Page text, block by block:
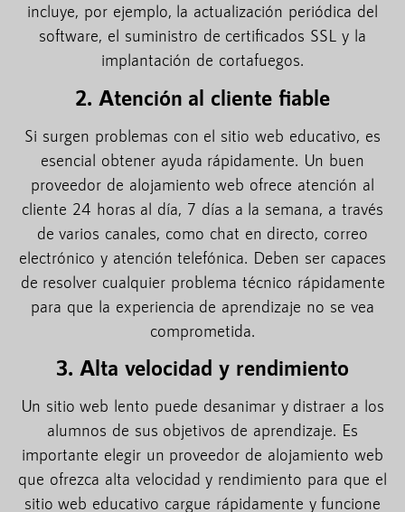
incluye, por ejemplo, la actualización periódica del
software, el suministro de certificados SSL y la
implantación de cortafuegos.
2. Atención al cliente fiable
Si surgen problemas con el sitio web educativo, es
esencial obtener ayuda rápidamente. Un buen
proveedor de alojamiento web ofrece atención al
cliente 24 horas al día, 7 días a la semana, a través
de varios canales, como chat en directo, correo
electrónico y atención telefónica. Deben ser capaces
de resolver cualquier problema técnico rápidamente
para que la experiencia de aprendizaje no se vea
comprometida.
3. Alta velocidad y rendimiento
Un sitio web lento puede desanimar y distraer a los
alumnos de sus objetivos de aprendizaje. Es
importante elegir un proveedor de alojamiento web
que ofrezca alta velocidad y rendimiento para que el
sitio web educativo cargue rápidamente y funcione